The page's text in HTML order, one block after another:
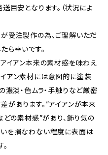
目安となります。（状況によ
受注製作の為、ご理解いただ
ら幸いです。
イアン本来の素材感を味わえ
アン素材には意図的に塗装
濃淡・色ムラ・手触りなど厳密
があります。”アイアンが本来
どの素材感”があり、飾り気の
を損なわない程度に表面は